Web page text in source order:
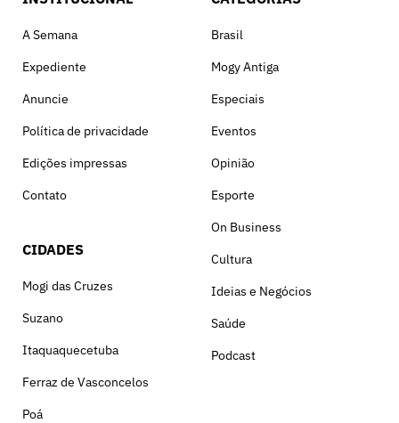
A Semana
Expediente
Anuncie
Política de privacidade
Edições impressas
Contato
CIDADES
Mogi das Cruzes
Suzano
Itaquaquecetuba
Ferraz de Vasconcelos
Poá
Brasil
Mogy Antiga
Especiais
Eventos
Opinião
Esporte
On Business
Cultura
Ideias e Negócios
Saúde
Podcast